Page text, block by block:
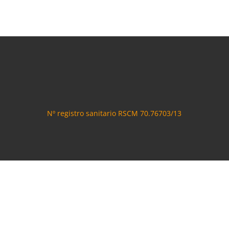
Nº registro sanitario RSCM70.76703/13